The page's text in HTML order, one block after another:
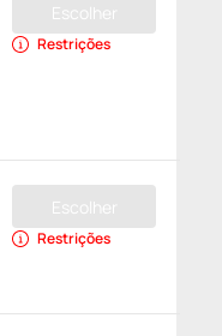
Escolher
Restrições
Escolher
Restrições